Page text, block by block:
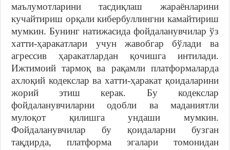
маълумотларини тасдиқлаш жараёнларини
кучайтириш орқали кибербуллингни камайтириш
мумкин. Бунинг натижасида фойдаланувчилар ўз
хатти-ҳаракатлари учун жавобгар бўлади ва
агрессив ҳаракатлардан қочишга интилади.
Ижтимоий тармоқ ва рақамли платформаларда
ахлоқий кодекслар ва хатти-ҳаракат қоидаларини
жорий этиш керак. Бу кодекслар
фойдаланувчиларни одобли ва маданиятли
мулоқот қилишга ундаши мумкин.
Фойдаланувчилар бу қоидаларни бузган
тақдирда, платформа эгалари томонидан